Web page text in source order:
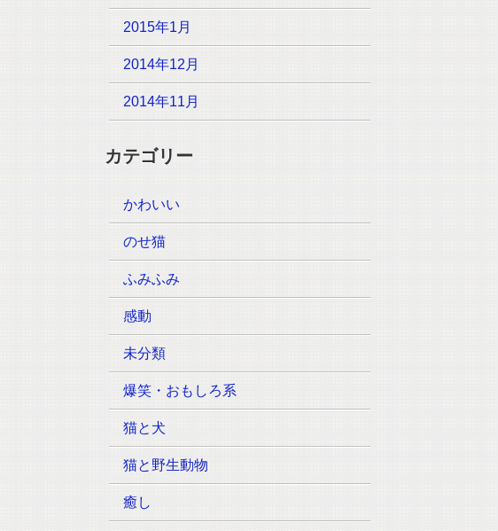
2015年1月
2014年12月
2014年11月
カテゴリー
かわいい
のせ猫
ふみふみ
感動
未分類
爆笑・おもしろ系
猫と犬
猫と野生動物
癒し